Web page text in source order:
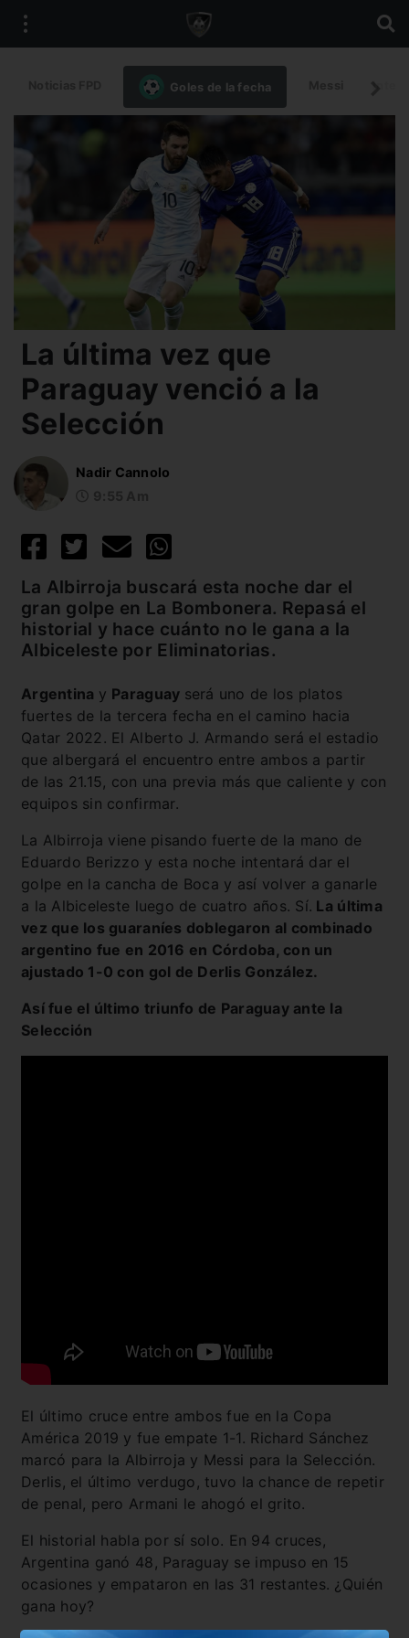
Goles de la fecha
La última vez que
Paraguay venció a la
Selección
Nadir Cannolo
La Albirroja buscará esta noche dar el
gran golpe en La Bombonera. Repasá el
historial y hace cuánto no le gana a la
Albiceleste por Eliminatorias.
Argentina y Paraguay será uno de los platos
fuertes de la tercera fecha en el camino hacia
Qatar 2022. El Alberto J. Armando será el estadio
que albergará el encuentro entre ambos a partir
de las 21.15, con una previa más que caliente y con
equipos sin confirmar.
La Albirroja viene pisando fuerte de la mano de
Eduardo Berizzo y esta noche intentará dar el
golpe en la cancha de Boca y así volver a ganarle
a la Albiceleste luego de cuatro años. Sí. La última
vez que los guaraníes doblegaron al combinado
argentino fue en 2016 en Córdoba, con un
ajustado 1-0 con gol de Derlis González.
Así fue el último triunfo de Paraguay ante la
Selección
El último cruce entre ambos fue en la Copa
América 2019 y fue empate 1-1. Richard Sánchez
marcó para la Albirroja y Messi para la Selección.
Derlis, el último verdugo, tuvo la chance de repetir
de penal, pero Armani le ahogó el grito.
El historial habla por sí solo. En 94 cruces,
Argentina ganó 48, Paraguay se impuso en 15
ocasiones y empataron en las 31 restantes. ¿Quién
gana hoy?